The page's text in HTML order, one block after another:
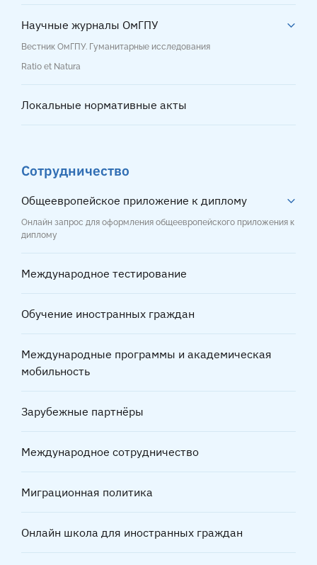
Научные журналы ОмГПУ
Вестник ОмГПУ. Гуманитарные исследования
Ratio et Natura
Локальные нормативные акты
Сотрудничество
Общеевропейское приложение к диплому
Онлайн запрос для оформления общеевропейского приложения к
диплому
Международное тестирование
Обучение иностранных граждан
Международные программы и академическая
мобильность
Зарубежные партнёры
Международное сотрудничество
Миграционная политика
Онлайн школа для иностранных граждан